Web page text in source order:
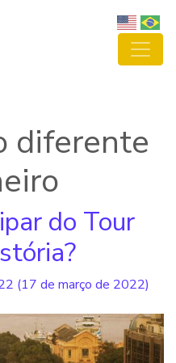
diferente
do Tour
(17 de março de 2022)